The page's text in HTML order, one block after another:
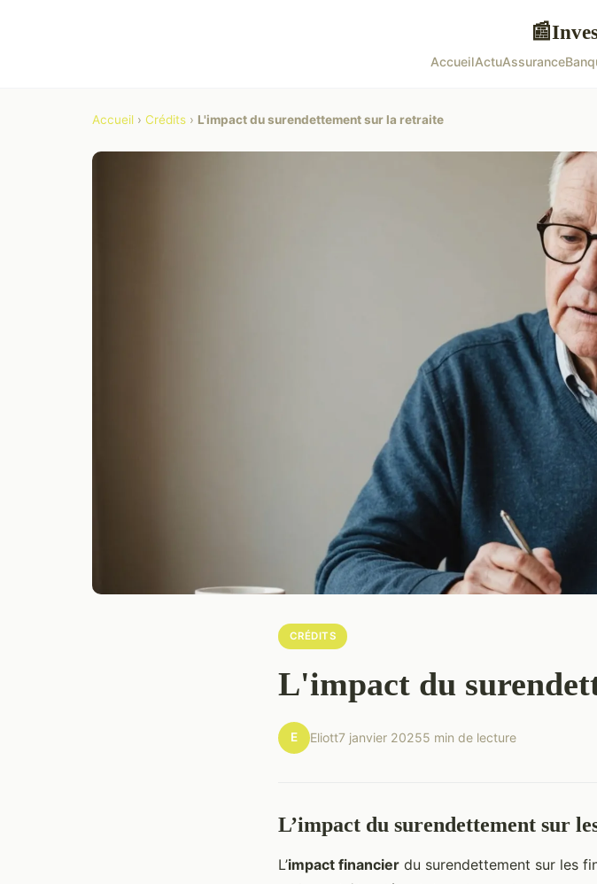
📰
AccueilActuAssurance
Accueil › Crédits › L'impact du surendettement sur la retraite
CRÉDITS
L'impact du
E Eliott7 janvier 20255 min de lecture
L’impact du surendettement sur
L’impact financier du surendettement sur les